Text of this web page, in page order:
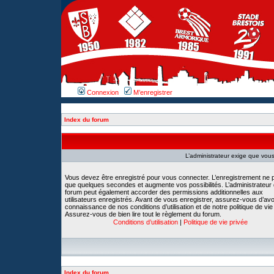
Connexion M’enregistrer
Index du forum
L’administrateur exige que
Vous devez être enregistré pour vous connecter. L’enregistrement ne
que quelques secondes et augmente vos possibilités. L’administrateur
forum peut également accorder des permissions additionnelles aux
utilisateurs enregistrés. Avant de vous enregistrer, assurez-vous
connaissance de nos conditions d’utilisation et de notre politique de
Assurez-vous de bien lire tout le règlement du forum.
Conditions d’utilisation | Politique de vie privée
Index du forum